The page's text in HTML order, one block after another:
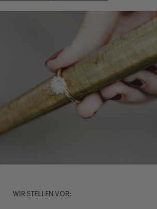
WIR STELLEN VOR: